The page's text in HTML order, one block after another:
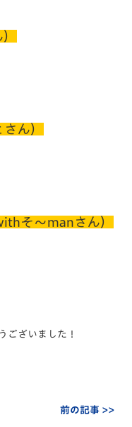
ん）
そ～manさん）
ございました！
前の記事 >>